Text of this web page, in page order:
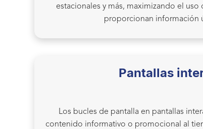
estacionales y más, maximizando el
proporcionan información
Pantallas
Los bucles de pantalla en pantallas
contenido informativo o promocional al